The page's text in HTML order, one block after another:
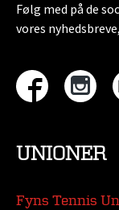
Følg med på de
vores
UNIONER
Fyns Tennis